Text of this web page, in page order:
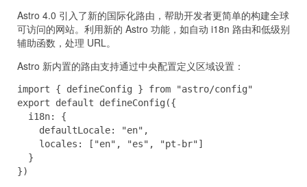
Astro 4.0 引入了新的国际化路由，帮助开发者更简单的构建全球
可访问的网站。利用新的 Astro 功能，如自动 i18n 路由和低级别
辅助函数，处理 URL。
Astro 新内置的路由支持通过中央配置定义区域设置：
import { defineConfig } from "astro/config"
export default defineConfig({
i18n: {
defaultLocale: "en",
locales: ["en", "es", "pt-br"]
}
})